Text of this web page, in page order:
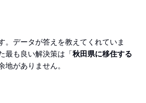
。データが答えを教えてくれていま
最も良い解決策は「秋田県に移住する
地がありません。